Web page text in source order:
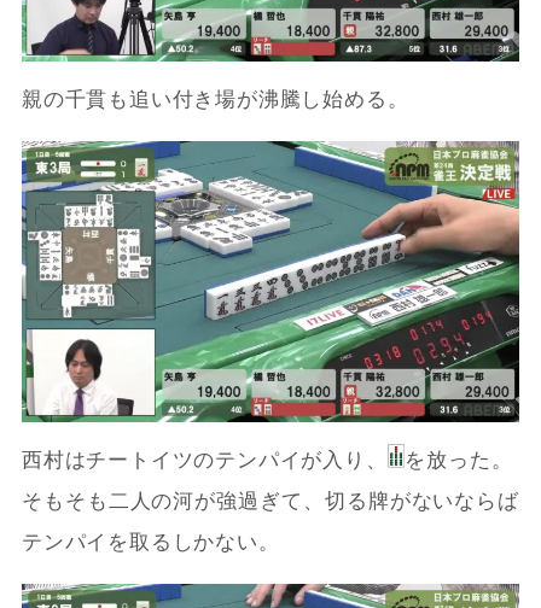
親の千貫も追い付き場が沸騰し始める。
西村はチートイツのテンパイが入り、
を放った。
そもそも二人の河が強過ぎて、切る牌がないならば
テンパイを取るしかない。